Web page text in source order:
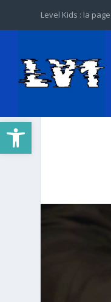
Ouvrir la barre d’outils
Level Kids : la